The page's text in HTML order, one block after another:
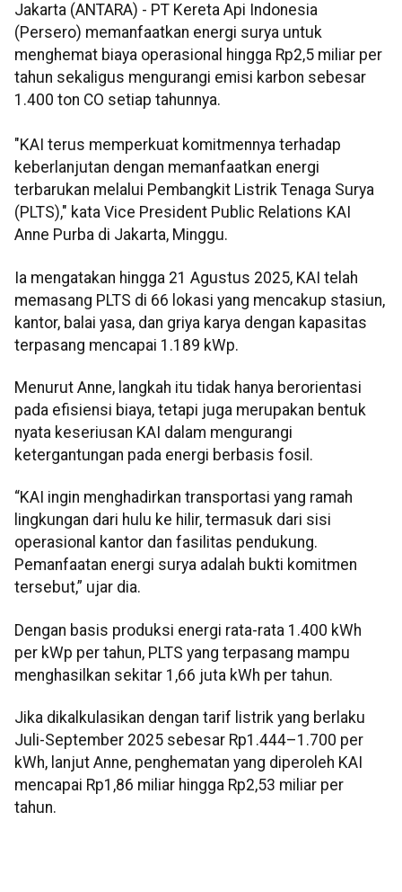
Jakarta (ANTARA) - PT Kereta Api Indonesia
(Persero) memanfaatkan energi surya untuk
menghemat biaya operasional hingga Rp2,5 miliar per
tahun sekaligus mengurangi emisi karbon sebesar
1.400 ton CO setiap tahunnya.
"KAI terus memperkuat komitmennya terhadap
keberlanjutan dengan memanfaatkan energi
terbarukan melalui Pembangkit Listrik Tenaga Surya
(PLTS)," kata Vice President Public Relations KAI
Anne Purba di Jakarta, Minggu.
Ia mengatakan hingga 21 Agustus 2025, KAI telah
memasang PLTS di 66 lokasi yang mencakup stasiun,
kantor, balai yasa, dan griya karya dengan kapasitas
terpasang mencapai 1.189 kWp.
Menurut Anne, langkah itu tidak hanya berorientasi
pada efisiensi biaya, tetapi juga merupakan bentuk
nyata keseriusan KAI dalam mengurangi
ketergantungan pada energi berbasis fosil.
“KAI ingin menghadirkan transportasi yang ramah
lingkungan dari hulu ke hilir, termasuk dari sisi
operasional kantor dan fasilitas pendukung.
Pemanfaatan energi surya adalah bukti komitmen
tersebut,” ujar dia.
Dengan basis produksi energi rata-rata 1.400 kWh
per kWp per tahun, PLTS yang terpasang mampu
menghasilkan sekitar 1,66 juta kWh per tahun.
Jika dikalkulasikan dengan tarif listrik yang berlaku
Juli-September 2025 sebesar Rp1.444–1.700 per
kWh, lanjut Anne, penghematan yang diperoleh KAI
mencapai Rp1,86 miliar hingga Rp2,53 miliar per
tahun.